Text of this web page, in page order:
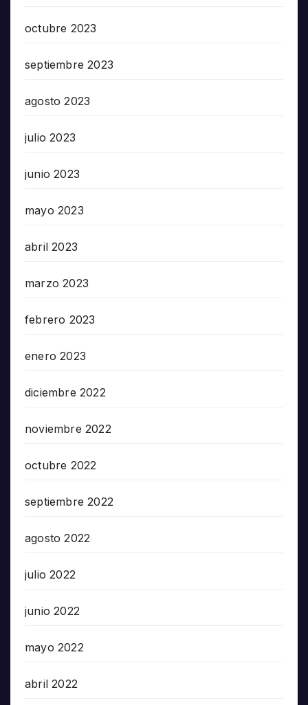
octubre 2023
septiembre 2023
agosto 2023
julio 2023
junio 2023
mayo 2023
abril 2023
marzo 2023
febrero 2023
enero 2023
diciembre 2022
noviembre 2022
octubre 2022
septiembre 2022
agosto 2022
julio 2022
junio 2022
mayo 2022
abril 2022